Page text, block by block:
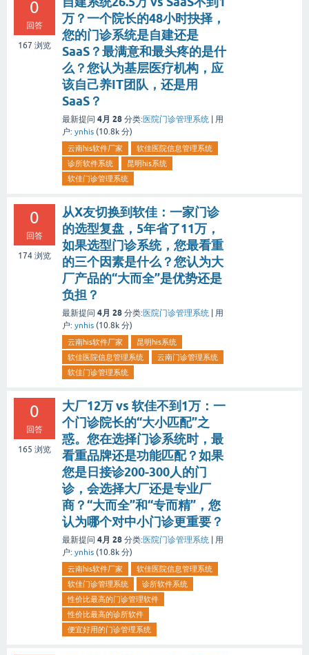
0
回答
167 浏览
万？一个院长的48小时抉择，
您的门诊系统是自建还是
SaaS？最满意和最头疼的是什
么？您认为基层医疗机构，应
该自己养IT团队，还是用
SaaS？
最新提问 4月 28 分类:医院门诊管理系统
用
户: ynhis (10.8k 分)
云南his软件厂家
软佳医院信息管理系统
诊所软件系统
昆明his系统
软佳门诊管理系统
0
回答
174 浏览
从X友切换到软佳：一家门诊
的选型复盘，5年省了11万，
如果选型门诊系统，您最看重
的三个因素是什么？您认为大
厂产品的“大而全”是优势还是
负担？
最新提问 4月 28 分类:医院门诊管理系统
用
户: ynhis (10.8k 分)
云南his软件厂家
昆明his系统
软佳医院信息管理系统
云南门诊管理系统
软佳门诊管理系统
0
回答
165 浏览
大厂12万 vs 软佳不到1万：一
个门诊院长的“大小匹配”之
惑。您在选择门诊系统时，最
看重品牌还是功能匹配？如果
您是日接诊200-300人的门
诊，会选择大厂还是专业厂
商？“大而全”和“专而精”，您
认为哪个对中小门诊更重要？
最新提问 4月 28 分类:医院门诊管理系统
用
户: ynhis (10.8k 分)
云南his软件厂家
软佳医院信息管理系统
软佳门诊管理系统
诊所软件系统
性价比最高的门诊管理软件
性价比最高的诊所软件
便宜好用的门诊管理系统